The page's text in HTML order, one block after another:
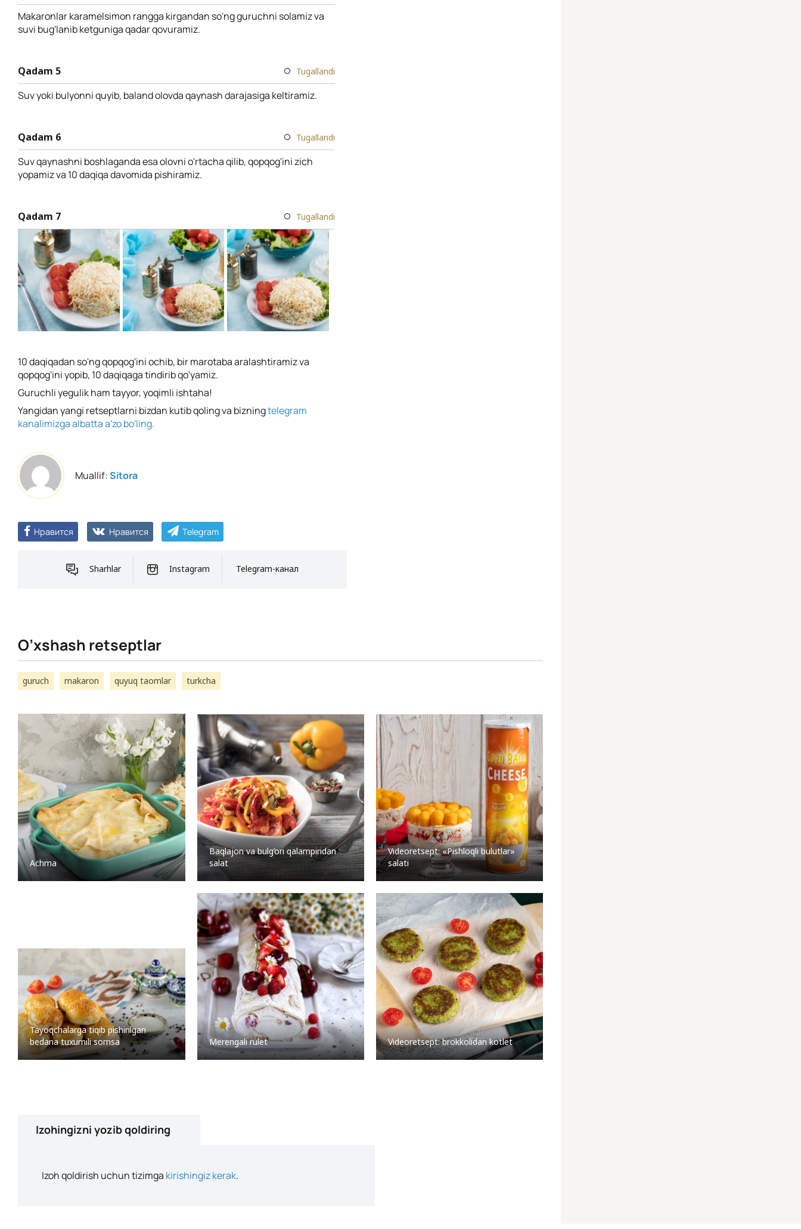
Makaronlar karamelsimon rangga kirgandan so'ng guruchni solamiz va
suvi bug'lanib ketguniga qadar qovuramiz.
Qadam 5 Tugallandi
Suv yoki bulyonni quyib, baland olovda qaynash darajasiga keltiramiz.
Qadam 6 Tugallandi
Suv qaynashni boshlaganda esa olovni o'rtacha qilib, qopqog'ini zich
yopamiz va 10 daqiqa davomida pishiramiz.
Qadam 7 Tugallandi
10 daqiqadan so'ng qopqog'ini ochib, bir marotaba aralashtiramiz va
qopqog'ini yopib, 10 daqiqaga tindirib qo'yamiz.
Guruchli yegulik ham tayyor, yoqimli ishtaha!
Yangidan yangi retseptlarni bizdan kutib qoling va bizningtelegram
kanalimizga albatta a'zo bo'ling.
Muallif:Sitora
Нравится Нравится Telegram
Sharhlar Instagram Telegram-канал
O’xshash retseptlar
guruch makaron quyuq taomlar turkcha
Achma
Baqlajon va bulg’ori qalampiridan
salat
Videoretsept: «Pishloqli bulutlar»
salati
Tayoqchalarga tiqib pishirilgan
bedana tuxumili somsa
Merengali rulet Videoretsept: brokkolidan kotlet
Izohingizni yozib qoldiring
Izoh qoldirish uchun tizimga kirishingiz kerak.